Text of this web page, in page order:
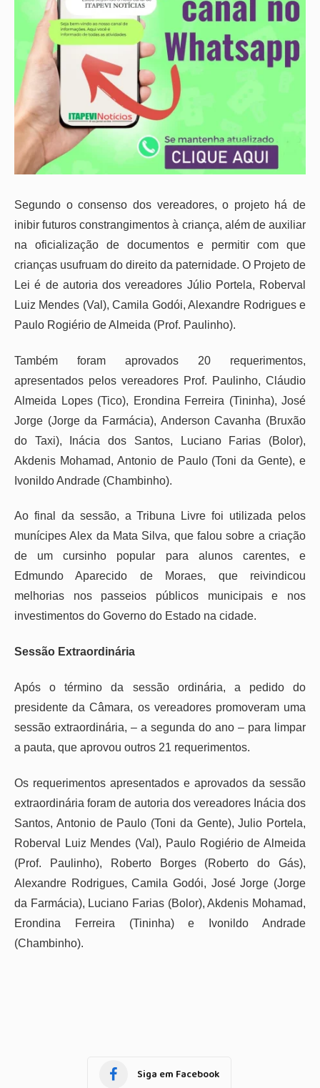
Segundo o consenso dos vereadores, o projeto há de
inibir futuros constrangimentos à criança, além de auxiliar
na oficialização de documentos e permitir com que
crianças usufruam do direito da paternidade. O Projeto de
Lei é de autoria dos vereadores Júlio Portela, Roberval
Luiz Mendes (Val), Camila Godói, Alexandre Rodrigues e
Paulo Rogiério de Almeida (Prof. Paulinho).
Também foram aprovados 20 requerimentos,
apresentados pelos vereadores Prof. Paulinho, Cláudio
Almeida Lopes (Tico), Erondina Ferreira (Tininha), José
Jorge (Jorge da Farmácia), Anderson Cavanha (Bruxão
do Taxi), Inácia dos Santos, Luciano Farias (Bolor),
Akdenis Mohamad, Antonio de Paulo (Toni da Gente), e
Ivonildo Andrade (Chambinho).
Ao final da sessão, a Tribuna Livre foi utilizada pelos
munícipes Alex da Mata Silva, que falou sobre a criação
de um cursinho popular para alunos carentes, e
Edmundo Aparecido de Moraes, que reivindicou
melhorias nos passeios públicos municipais e nos
investimentos do Governo do Estado na cidade.
Sessão Extraordinária
Após o término da sessão ordinária, a pedido do
presidente da Câmara, os vereadores promoveram uma
sessão extraordinária, – a segunda do ano – para limpar
a pauta, que aprovou outros 21 requerimentos.
Os requerimentos apresentados e aprovados da sessão
extraordinária foram de autoria dos vereadores Inácia dos
Santos, Antonio de Paulo (Toni da Gente), Julio Portela,
Roberval Luiz Mendes (Val), Paulo Rogiério de Almeida
(Prof. Paulinho), Roberto Borges (Roberto do Gás),
Alexandre Rodrigues, Camila Godói, José Jorge (Jorge
da Farmácia), Luciano Farias (Bolor), Akdenis Mohamad,
Erondina Ferreira (Tininha) e Ivonildo Andrade
(Chambinho).
Siga em Facebook